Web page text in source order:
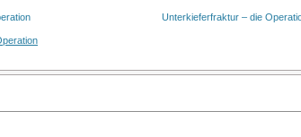
Unterkieferfraktur – die